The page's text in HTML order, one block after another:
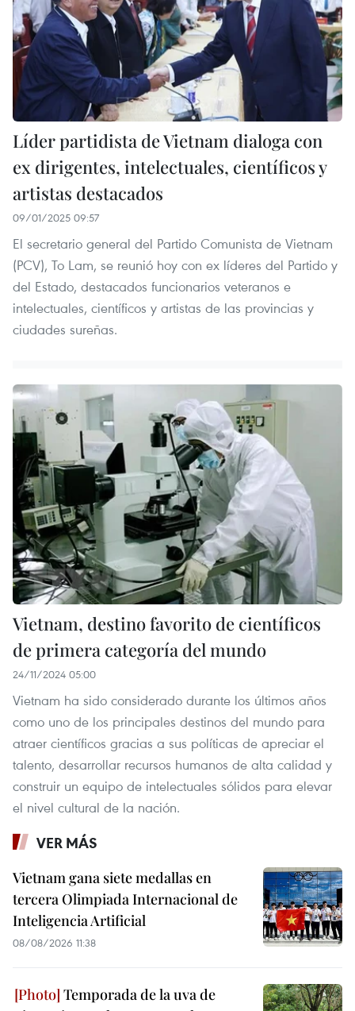
Líder partidista de Vietnam dialoga con
ex dirigentes, intelectuales, científicos y
artistas destacados
09/01/2025 09:57
El secretario general del Partido Comunista de Vietnam
(PCV), To Lam, se reunió hoy con ex líderes del Partido y
del Estado, destacados funcionarios veteranos e
intelectuales, científicos y artistas de las provincias y
ciudades sureñas.
Vietnam, destino favorito de científicos
de primera categoría del mundo
24/11/2024 05:00
Vietnam ha sido considerado durante los últimos años
como uno de los principales destinos del mundo para
atraer científicos gracias a sus políticas de apreciar el
talento, desarrollar recursos humanos de alta calidad y
construir un equipo de intelectuales sólidos para elevar
el nivel cultural de la nación.
VER MÁS
Vietnam gana siete medallas en
tercera Olimpiada Internacional de
Inteligencia Artificial
08/08/2026 11:38
Temporada de la uva de